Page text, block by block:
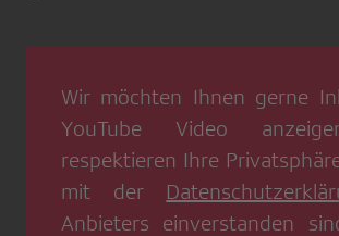
Wir möchten Ihnen gerne
YouTube Video
respektieren Ihre
mit der
Anbieters einverstanden